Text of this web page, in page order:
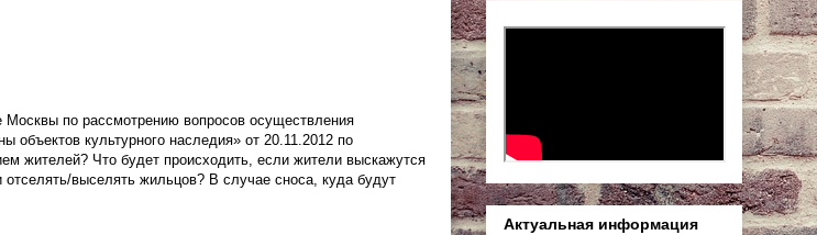
по рассмотрению вопросов осуществления
объектов культурного наследия» от 20.11.2012 по
жителей? Что будет происходить, если жители выскажутся
выселять жильцов? В случае сноса, куда будут
Актуальная информация